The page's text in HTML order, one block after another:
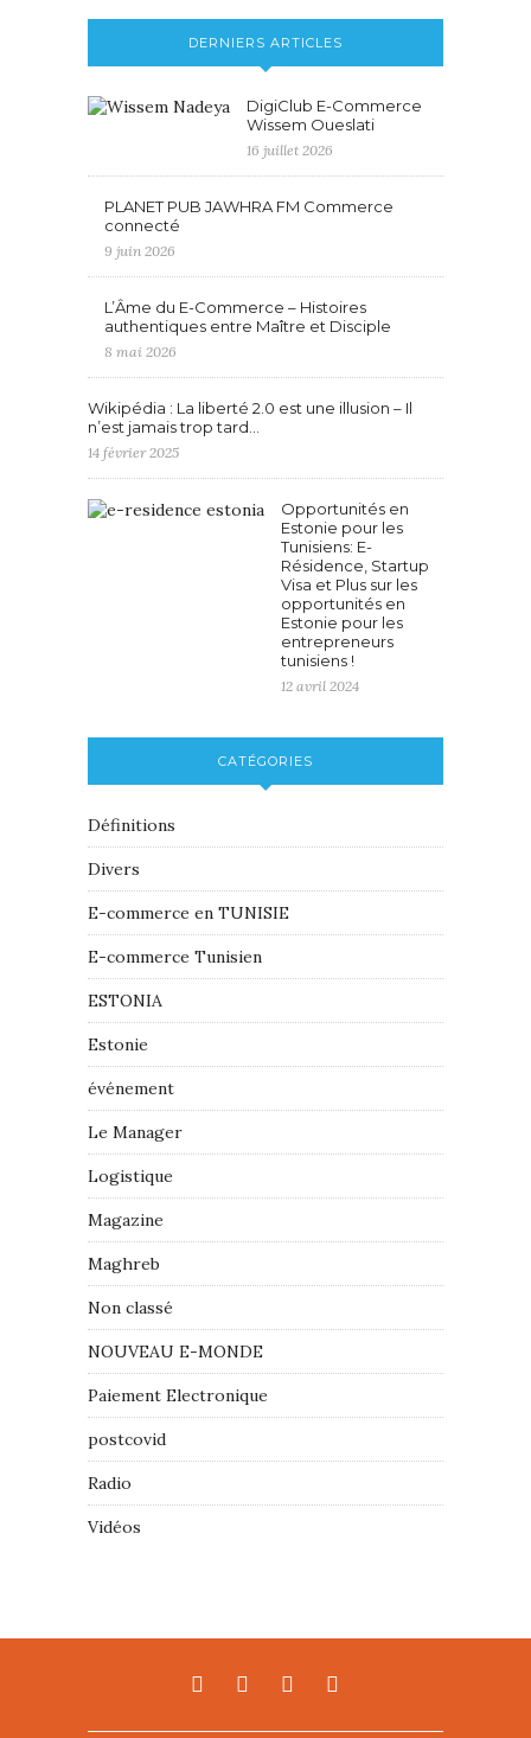
DERNIERS ARTICLES
DigiClub E-Commerce
Wissem Oueslati
16 juillet 2026
PLANET PUB JAWHRA FM Commerce
connecté
9 juin 2026
L’Âme du E-Commerce – Histoires
authentiques entre Maître et Disciple
8 mai 2026
Wikipédia : La liberté 2.0 est une illusion – Il
n’est jamais trop tard…
14 février 2025
Opportunités en
Estonie pour les
Tunisiens: E-
Résidence, Startup
Visa et Plus sur les
opportunités en
Estonie pour les
entrepreneurs
tunisiens !
12 avril 2024
CATÉGORIES
Définitions
Divers
E-commerce en TUNISIE
E-commerce Tunisien
ESTONIA
Estonie
événement
Le Manager
Logistique
Magazine
Maghreb
Non classé
NOUVEAU E-MONDE
Paiement Electronique
postcovid
Radio
Vidéos